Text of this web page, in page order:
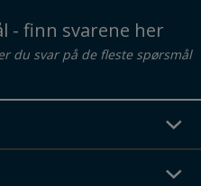
- finn svarene her
du svar på de fleste spørsmål